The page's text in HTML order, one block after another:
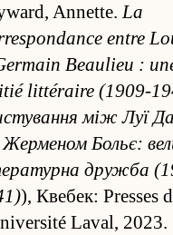
Annette.La
entre
Beaulieu :
littéraire (1909-
між Луї
Больє:
дружба
), Квебек: Presses
Laval, 2023.